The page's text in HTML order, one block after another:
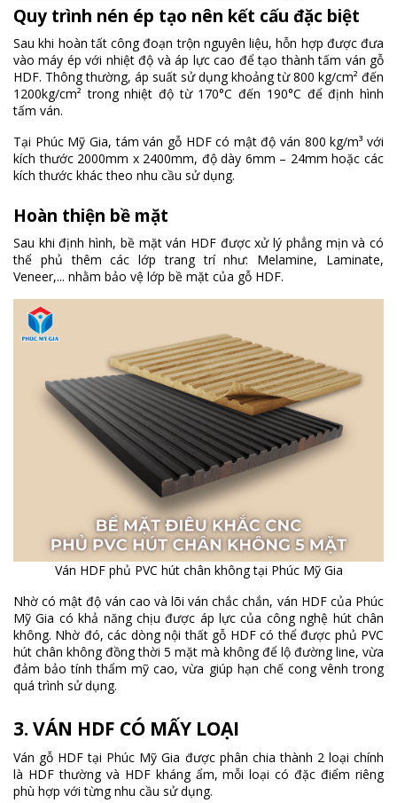
Quy trình nén ép tạo nên kết cấu đặc biệt
Sau khi hoàn tất công đoạn trộn nguyên liệu, hỗn hợp được đưa
vào máy ép với nhiệt độ và áp lực cao để tạo thành tấm ván gỗ
HDF. Thông thường, áp suất sử dụng khoảng từ 800 kg/cm² đến
1200kg/cm² trong nhiệt độ từ 170°C đến 190°C để định hình
tấm ván.
Tại Phúc Mỹ Gia, tám ván gỗ HDF có mật độ ván 800 kg/m³ với
kích thước 2000mm x 2400mm, độ dày 6mm – 24mm hoặc các
kích thước khác theo nhu cầu sử dụng.
Hoàn thiện bề mặt
Sau khi định hình, bề mặt ván HDF được xử lý phẳng mịn và có
thể phủ thêm các lớp trang trí như: Melamine, Laminate,
Veneer,... nhằm bảo vệ lớp bề mặt của gỗ HDF.
Ván HDF phủ PVC hút chân không tại Phúc Mỹ Gia
Nhờ có mật độ ván cao và lõi ván chắc chắn, ván HDF của Phúc
Mỹ Gia có khả năng chịu được áp lực của công nghệ hút chân
không. Nhờ đó, các dòng nội thất gỗ HDF có thể được phủ PVC
hút chân không đồng thời 5 mặt mà không để lộ đường line, vừa
đảm bảo tính thẩm mỹ cao, vừa giúp hạn chế cong vênh trong
quá trình sử dụng.
3. VÁN HDF CÓ MẤY LOẠI
Ván gỗ HDF tại Phúc Mỹ Gia được phân chia thành 2 loại chính
là HDF thường và HDF kháng ẩm, mỗi loại có đặc điểm riêng
phù hợp với từng nhu cầu sử dụng.